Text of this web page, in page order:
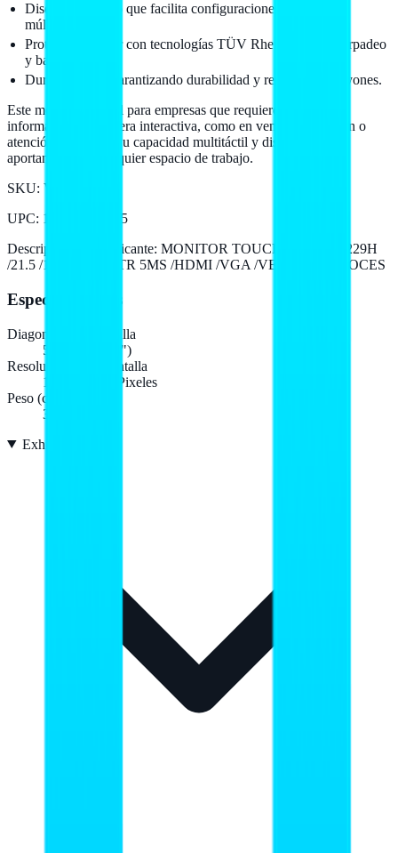
Diseño sin marco que facilita configuraciones de pantallas
múltiples.
Protección ocular con tecnologías TÜV Rheinland: sin parpadeo
y baja luz azul.
Dureza de 7H, garantizando durabilidad y resistencia a rayones.
Este monitor es ideal para empresas que requieren presentar
información de manera interactiva, como en ventas, educación o
atención al cliente. Su capacidad multitáctil y diseño elegante
aportan valor a cualquier espacio de trabajo.
SKU: VT229H
UPC: 192876058985
Descripción del fabricante: MONITOR TOUCH ASUS VT229H
/21.5 /1920X1080 /TR 5MS /HDMI /VGA /VESA /ALTAVOCES
Especificaciones
Diagonal de la pantalla
54,6 cm (21.5")
Resolución de la pantalla
1920 x 1080 Pixeles
Peso (con soporte)
3,83 kg
Exhibición